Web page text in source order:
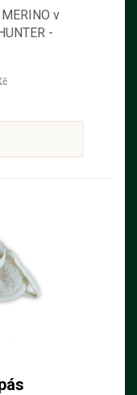
v
-